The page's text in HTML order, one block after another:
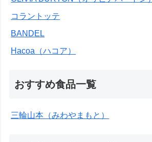
コラントッテ
BANDEL
Hacoa（ハコア）
おすすめ食品一覧
三輪山本（みわやまもと）